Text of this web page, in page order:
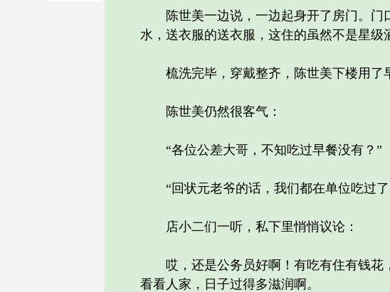
陈世美一边说，一边起身开了房门。门
水，送衣服的送衣服，这住的虽然不是星级
梳洗完毕，穿戴整齐，陈世美下楼用了
陈世美仍然很客气：
“各位公差大哥，不知吃过早餐没有？”
“回状元老爷的话，我们都在单位吃过了
店小二们一听，私下里悄悄议论：
哎，还是公务员好啊！有吃有住有钱花
看看人家，日子过得多滋润啊。